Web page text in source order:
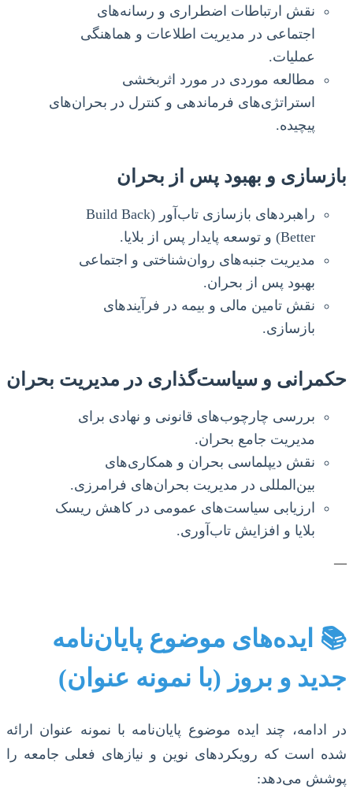
نقش ارتباطات اضطراری و رسانه‌های
اجتماعی در مدیریت اطلاعات و هماهنگی
عملیات.
مطالعه موردی در مورد اثربخشی
استراتژی‌های فرماندهی و کنترل در بحران‌های
پیچیده.
بازسازی و بهبود پس از بحران
راهبردهای بازسازی تاب‌آور (Build Back
Better) و توسعه پایدار پس از بلایا.
مدیریت جنبه‌های روان‌شناختی و اجتماعی
بهبود پس از بحران.
نقش تامین مالی و بیمه در فرآیندهای
بازسازی.
حکمرانی و سیاست‌گذاری در مدیریت بحران
بررسی چارچوب‌های قانونی و نهادی برای
مدیریت جامع بحران.
نقش دیپلماسی بحران و همکاری‌های
بین‌المللی در مدیریت بحران‌های فرامرزی.
ارزیابی سیاست‌های عمومی در کاهش ریسک
بلایا و افزایش تاب‌آوری.
—
📚 ایده‌های موضوع پایان‌نامه
جدید و بروز (با نمونه عنوان)
در ادامه، چند ایده موضوع پایان‌نامه با نمونه عنوان ارائه
شده است که رویکردهای نوین و نیازهای فعلی جامعه را
پوشش می‌دهد: